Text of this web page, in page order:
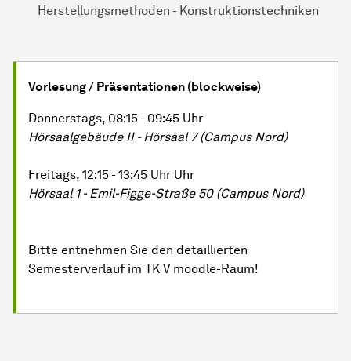
Herstellungsmethoden - Konstruktionstechniken
Vorlesung / Präsentationen (blockweise)
Donnerstags, 08:15 - 09:45 Uhr
Hörsaalgebäude II - Hörsaal 7 (Campus Nord)
Freitags, 12:15 - 13:45 Uhr Uhr
Hörsaal 1 - Emil-Figge-Straße 50 (Campus Nord)
Bitte entnehmen Sie den detaillierten
Semesterverlauf im TK V moodle-Raum!